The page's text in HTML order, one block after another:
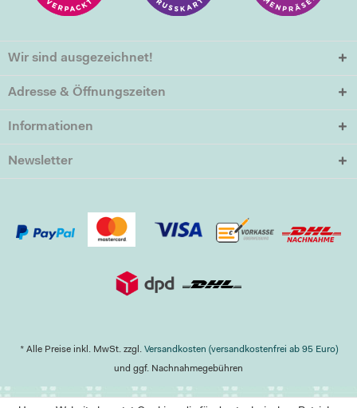
Wir sind ausgezeichnet!
Adresse & Öffnungszeiten
Informationen
Newsletter
* Alle Preise inkl. MwSt. zzgl. Versandkosten (versandkostenfrei ab 95 Euro)
und ggf. Nachnahmegebühren